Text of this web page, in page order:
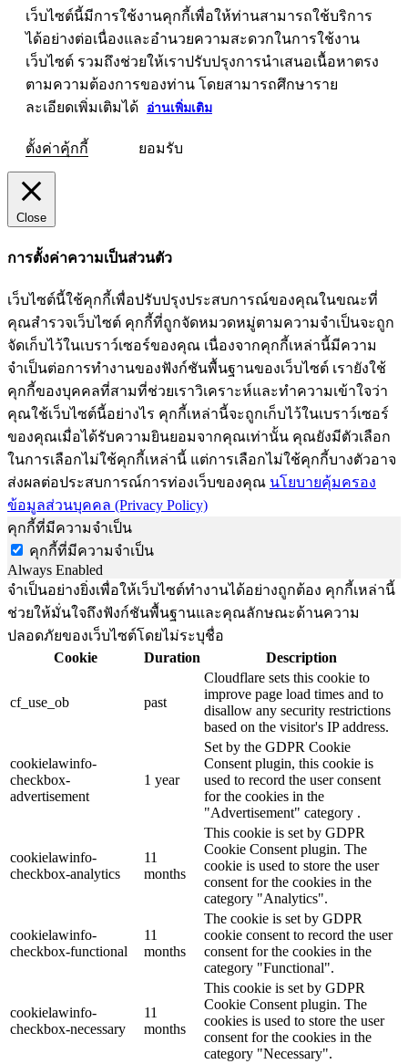
เว็บไซต์นี้มีการใช้งานคุกกี้เพื่อให้ท่านสามารถใช้บริการ
ได้อย่างต่อเนื่องและอำนวยความสะดวกในการใช้งาน
เว็บไซต์ รวมถึงช่วยให้เราปรับปรุงการนำเสนอเนื้อหาตรง
ตามความต้องการของท่าน โดยสามารถศึกษาราย
ละเอียดเพิ่มเติมได้
อ่านเพิ่มเติม
ตั้งค่าคุ้กกี้ ยอมรับ
Close
การตั้งค่าความเป็นส่วนตัว
เว็บไซต์นี้ใช้คุกกี้เพื่อปรับปรุงประสบการณ์ของคุณในขณะที่
คุณสำรวจเว็บไซต์ คุกกี้ที่ถูกจัดหมวดหมู่ตามความจำเป็นจะถูก
จัดเก็บไว้ในเบราว์เซอร์ของคุณ เนื่องจากคุกกี้เหล่านี้มีความ
จำเป็นต่อการทำงานของฟังก์ชันพื้นฐานของเว็บไซต์ เรายังใช้
คุกกี้ของบุคคลที่สามที่ช่วยเราวิเคราะห์และทำความเข้าใจว่า
คุณใช้เว็บไซต์นี้อย่างไร คุกกี้เหล่านี้จะถูกเก็บไว้ในเบราว์เซอร์
ของคุณเมื่อได้รับความยินยอมจากคุณเท่านั้น คุณยังมีตัวเลือก
ในการเลือกไม่ใช้คุกกี้เหล่านี้ แต่การเลือกไม่ใช้คุกกี้บางตัวอาจ
ส่งผลต่อประสบการณ์การท่องเว็บของคุณ นโยบายคุ้มครอง
ข้อมูลส่วนบุคคล (Privacy Policy)
คุกกี้ที่มีความจำเป็น
คุกกี้ที่มีความจำเป็น
Always Enabled
จำเป็นอย่างยิ่งเพื่อให้เว็บไซต์ทำงานได้อย่างถูกต้อง คุกกี้เหล่านี้
ช่วยให้มั่นใจถึงฟังก์ชันพื้นฐานและคุณลักษณะด้านความ
ปลอดภัยของเว็บไซต์โดยไม่ระบุชื่อ
Cookie
Duration Description
cf_use_ob past
Cloudflare sets this cookie to
improve page load times and to
disallow any security restrictions
based on the visitor's IP address.
cookielawinfo-
checkbox-
advertisement
1 year
Set by the GDPR Cookie
Consent plugin, this cookie is
used to record the user consent
for the cookies in the
"Advertisement" category .
cookielawinfo-
checkbox-analytics
11
months
This cookie is set by GDPR
Cookie Consent plugin. The
cookie is used to store the user
consent for the cookies in the
category "Analytics".
cookielawinfo-
checkbox-functional
11
months
The cookie is set by GDPR
cookie consent to record the user
consent for the cookies in the
category "Functional".
cookielawinfo-
checkbox-necessary
11
months
This cookie is set by GDPR
Cookie Consent plugin. The
cookies is used to store the user
consent for the cookies in the
category "Necessary".